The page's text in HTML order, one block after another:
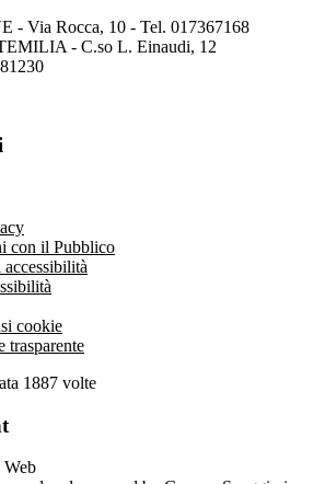
- Via Rocca, 10 - Tel. 017367168
- C.so L. Einaudi, 12
con il Pubblico
cookie
trasparente
1887 volte